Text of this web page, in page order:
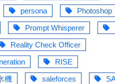
persona
Photoshop
Prompt Whisperer
Reality Check Officer
RISE
機
saleforces